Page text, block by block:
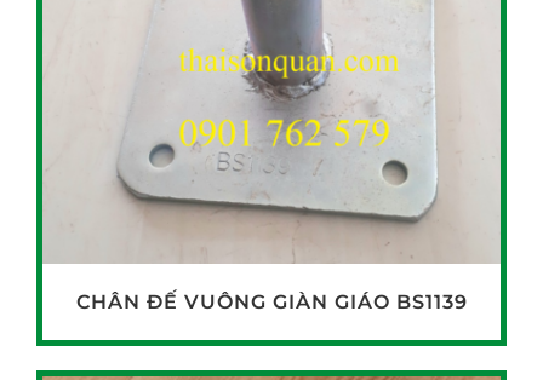
CHÂN ĐẾ VUÔNG GIÀN GIÁO BS1139